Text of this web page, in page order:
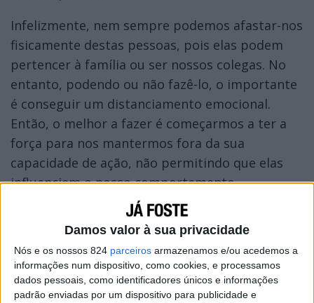
Damos valor à sua privacidade
Nós e os nossos 824 parceiros armazenamos e/ou acedemos a
informações num dispositivo, como cookies, e processamos
dados pessoais, como identificadores únicos e informações
padrão enviadas por um dispositivo para publicidade e
Infelizmente, nem sempre podemos afastar-nos
fisicamente destas pessoas, pois elas podem
pertencer à família ou ser nossos colegas. No
entanto, podendo ou não fazê-lo, o importante
é conseguir um distanciamento emocional.
Então, o melhor a fazer é começarmos a ter a
força para nos mantermos fora da sua
capacidade de ação, não permitindo que elas
influenciem o nosso comportamento.